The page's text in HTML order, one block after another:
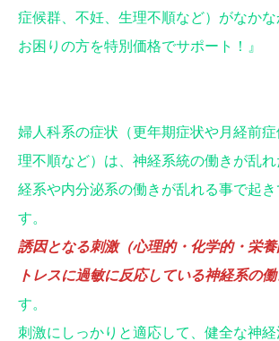
症候群、不妊、生理不順など）がなか
お困りの方を特別価格でサポート！』
婦人科系の症状（更年期症状や月経前
理不順など）は、神経系統の働きが乱
経系や内分泌系の働きが乱れる事で起き
す。
誘因となる刺激（心理的・化学的・栄
トレスに過敏に反応している神経系の
す。
刺激にしっかりと適応して、健全な神